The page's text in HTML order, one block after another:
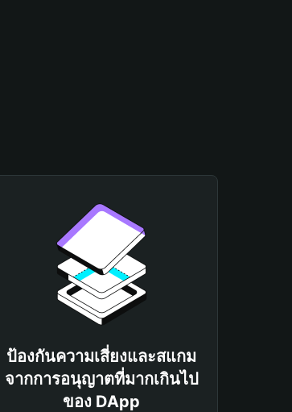
ป้องกันความเสี่ยงและสแกม
จากการอนุญาตที่มากเกินไป
ของ DApp